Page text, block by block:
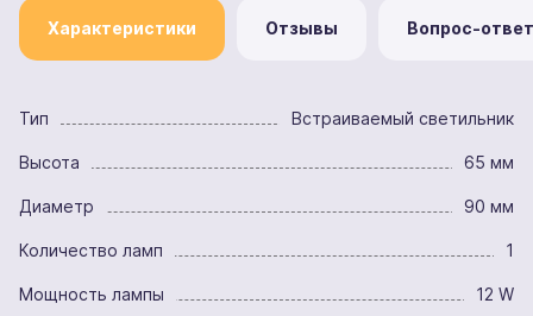
Характеристики Отзывы Вопрос-ответ
Тип Встраиваемый светильник
Высота 65 мм
Диаметр 90 мм
Количество ламп 1
Мощность лампы 12 W